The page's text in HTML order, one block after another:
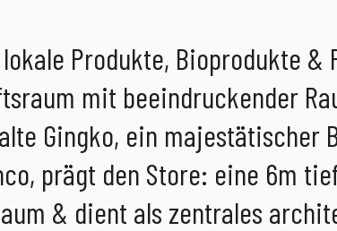
Produkte, Bioprodukte &
mit beeindruckender
Gingko, ein majestätischer
prägt den Store: eine 6m
& dient als zentrales